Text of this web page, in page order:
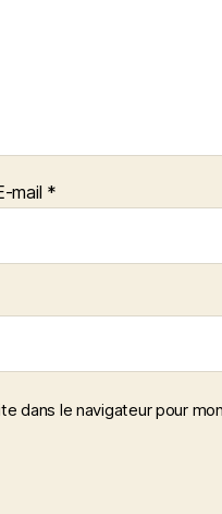
mail *
dans le navigateur pour